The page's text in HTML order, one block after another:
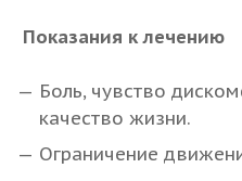
Показания к лечению
Боль, чувство
качество жизни.
Ограничение